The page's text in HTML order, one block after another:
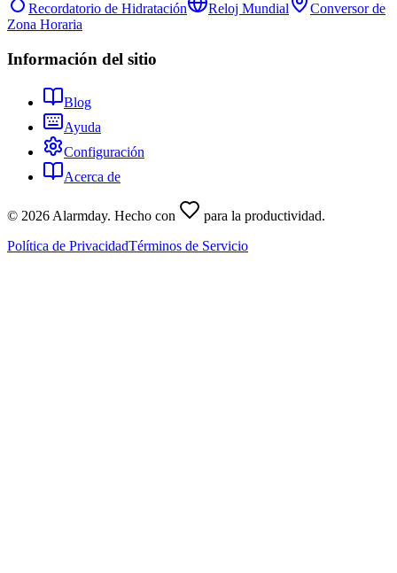
Recordatorio de Hidratación
Reloj Mundial
Conversor de
Zona Horaria
Información del sitio
Blog
Ayuda
Configuración
Acerca de
© 2026 Alarmday. Hecho con para la productividad.
Política de PrivacidadTérminos de Servicio